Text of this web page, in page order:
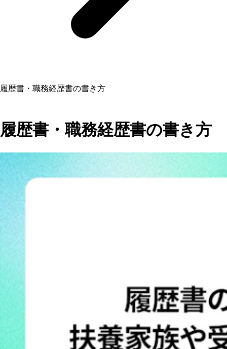
履歴書・職務経歴書の書き方
履歴書・職務経歴書の書き方